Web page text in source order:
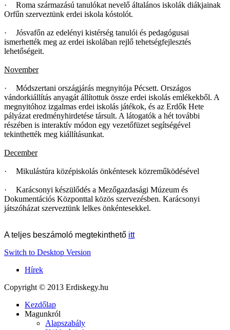
·
Roma származású tanulókat nevelő általános iskolák diákjainak
Orfűn szerveztünk erdei iskola kóstolót.
·
Jósvafőn az edelényi kistérség tanulói és pedagógusai
ismerhették meg az erdei iskolában rejlő tehetségfejlesztés
lehetőségeit.
November
·
Módszertani országjárás megnyitója Pécsett. Országos
vándorkiállítás anyagát állítottuk össze erdei iskolás emlékekből. A
megnyitóhoz izgalmas erdei iskolás játékok, és az Erdők Hete
pályázat eredményhirdetése társult. A látogatók a hét további
részében is interaktív módon egy vezetőfüzet segítségével
tekinthették meg kiállításunkat.
December
· Mikulástúra középiskolás önkéntesek közreműködésével
·
Karácsonyi készülődés a Mezőgazdasági Múzeum és
Dokumentációs Központtal közös szervezésben. Karácsonyi
játszóházat szerveztünk lelkes önkéntesekkel.
A teljes beszámoló megtekinthető itt
Switch to Desktop Version
Hírek
Copyright © 2013 Erdiskegy.hu
Kezdőlap
Magunkról
Alapszabály